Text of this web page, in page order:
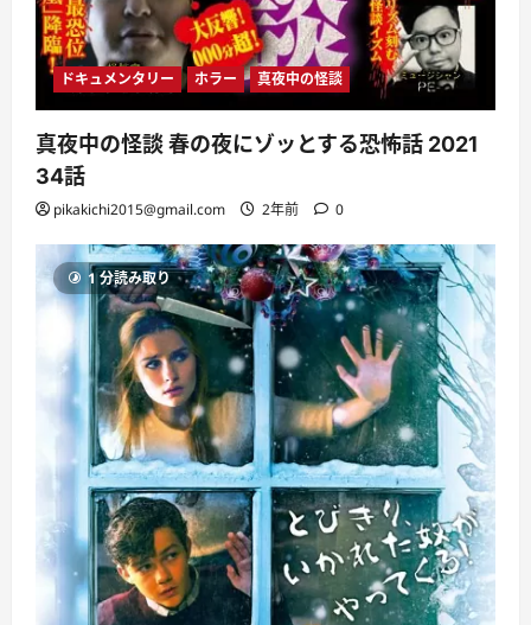
ドキュメンタリー ホラー 真夜中の怪談
真夜中の怪談 春の夜にゾッとする恐怖話 2021
34話
pikakichi2015@gmail.com 2年前 0
1 分読み取り